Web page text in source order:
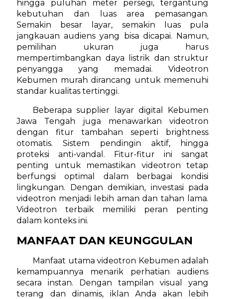
hingga puluhan meter persegi, tergantung
kebutuhan dan luas area pemasangan.
Semakin besar layar, semakin luas pula
jangkauan audiens yang bisa dicapai. Namun,
pemilihan ukuran juga harus
mempertimbangkan daya listrik dan struktur
penyangga yang memadai. Videotron
Kebumen murah dirancang untuk memenuhi
standar kualitas tertinggi.
Beberapa supplier layar digital Kebumen
Jawa Tengah juga menawarkan videotron
dengan fitur tambahan seperti brightness
otomatis. Sistem pendingin aktif, hingga
proteksi anti-vandal. Fitur-fitur ini sangat
penting untuk memastikan videotron tetap
berfungsi optimal dalam berbagai kondisi
lingkungan. Dengan demikian, investasi pada
videotron menjadi lebih aman dan tahan lama.
Videotron terbaik memiliki peran penting
dalam konteks ini.
MANFAAT DAN KEUNGGULAN
Manfaat utama videotron Kebumen adalah
kemampuannya menarik perhatian audiens
secara instan. Dengan tampilan visual yang
terang dan dinamis, iklan Anda akan lebih